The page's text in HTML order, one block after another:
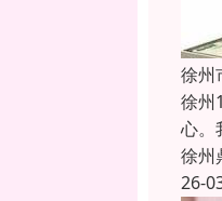
徐州
徐州
心。
徐州
26-